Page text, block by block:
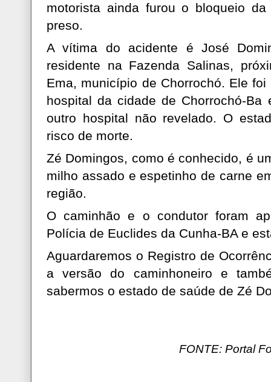
motorista ainda furou o bloqueio
preso.
A vítima do acidente é José
residente na Fazenda Salinas,
Ema, município de Chorrochó. Ele
hospital da cidade de Chorrochó-
outro hospital não revelado. O
risco de morte.
Zé Domingos, como é conhecido, é
milho assado e espetinho de carne
região.
O caminhão e o condutor foram
Polícia de Euclides da Cunha-BA e
Aguardaremos o Registro de
a versão do caminhoneiro e
sabermos o estado de saúde de Zé
FONTE: Portal